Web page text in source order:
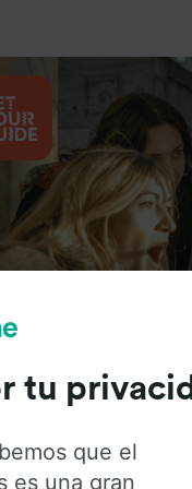
tu
que el
es una gran